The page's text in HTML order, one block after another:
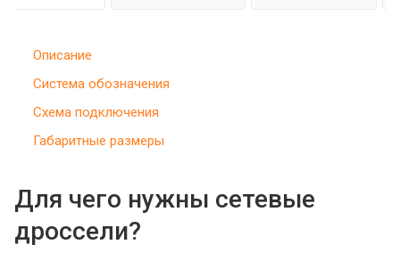
Описание
Система обозначения
Схема подключения
Габаритные размеры
Для чего нужны сетевые
дроссели?